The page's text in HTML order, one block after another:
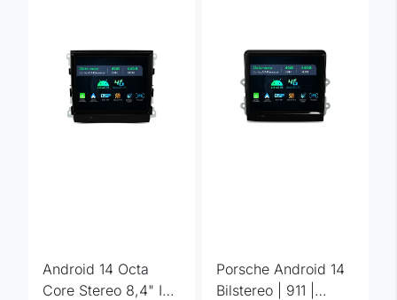
Android 14 Octa
Core Stereo 8,4" IPS
Porsche Android 14
Bilstereo | 911 |